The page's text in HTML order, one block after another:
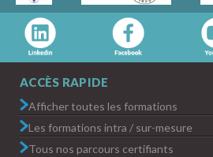
ACCÈS RAPIDE
Afficher toutes les formations
Les formations intra / sur-mesure
Tous nos parcours certifiants